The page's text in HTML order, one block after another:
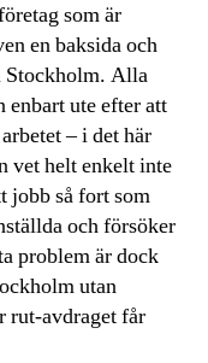
som är
en baksida och
Stockholm. Alla
enbart ute efter att
– i det här
vet helt enkelt inte
jobb så fort som
och försöker
problem är dock
utan
rut-avdraget får